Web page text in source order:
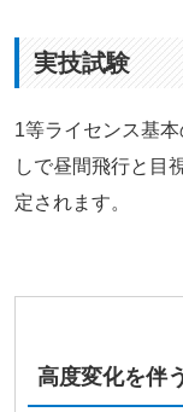
実技試験
1等ライセンス基
しで昼間飛行と目
定されます。
高度変化を伴